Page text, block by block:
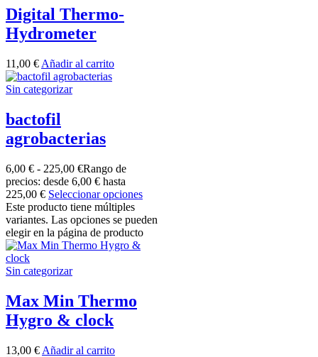
Digital Thermo-
Hydrometer
11,00 € Añadir al carrito
Sin categorizar
bactofil
agrobacterias
6,00 € - 225,00 €Rango de
precios: desde 6,00 € hasta
225,00 € Seleccionar opciones
Este producto tiene múltiples
variantes. Las opciones se pueden
elegir en la página de producto
Sin categorizar
Max Min Thermo
Hygro & clock
13,00 € Añadir al carrito